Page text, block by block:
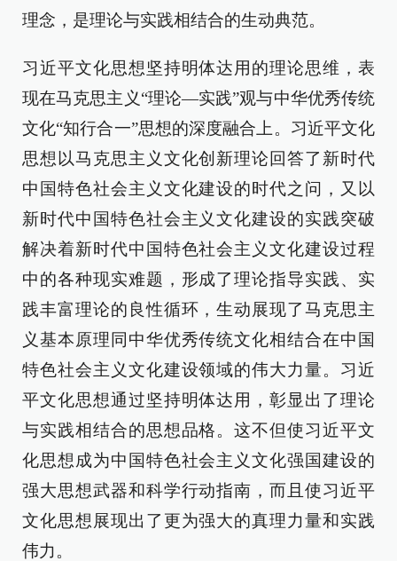
理念，是理论与实践相结合的生动典范。
习近平文化思想坚持明体达用的理论思维，表
现在马克思主义“理论—实践”观与中华优秀传统
文化“知行合一”思想的深度融合上。习近平文化
思想以马克思主义文化创新理论回答了新时代
中国特色社会主义文化建设的时代之问，又以
新时代中国特色社会主义文化建设的实践突破
解决着新时代中国特色社会主义文化建设过程
中的各种现实难题，形成了理论指导实践、实
践丰富理论的良性循环，生动展现了马克思主
义基本原理同中华优秀传统文化相结合在中国
特色社会主义文化建设领域的伟大力量。习近
平文化思想通过坚持明体达用，彰显出了理论
与实践相结合的思想品格。这不但使习近平文
化思想成为中国特色社会主义文化强国建设的
强大思想武器和科学行动指南，而且使习近平
文化思想展现出了更为强大的真理力量和实践
伟力。